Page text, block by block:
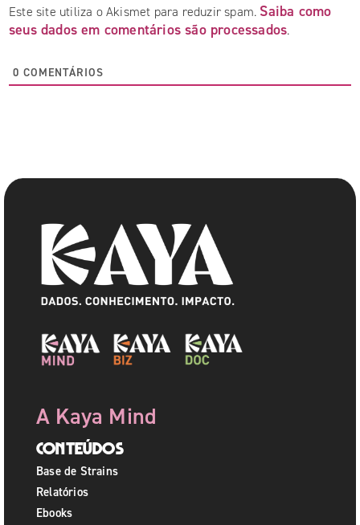
Este site utiliza o Akismet para reduzir spam. Saiba como
seus dados em comentários são processados.
0 COMENTÁRIOS
A Kaya Mind
Conteúdos
Base de Strains
Relatórios
Ebooks